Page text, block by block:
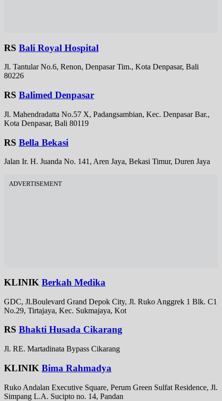
RS Bali Royal Hospital
Jl. Tantular No.6, Renon, Denpasar Tim., Kota Denpasar, Bali
80226
RS Balimed Denpasar
Jl. Mahendradatta No.57 X, Padangsambian, Kec. Denpasar Bar.,
Kota Denpasar, Bali 80119
RS Bella Bekasi
Jalan Ir. H. Juanda No. 141, Aren Jaya, Bekasi Timur, Duren Jaya
ADVERTISEMENT
KLINIK Berkah Medika
GDC, Jl.Boulevard Grand Depok City, Jl. Ruko Anggrek 1 Blk. C1
No.29, Tirtajaya, Kec. Sukmajaya, Kot
RS Bhakti Husada Cikarang
Jl. RE. Martadinata Bypass Cikarang
KLINIK Bima Rahmadya
Ruko Andalan Executive Square, Perum Green Sulfat Residence, Jl.
Simpang L.A. Sucipto no. 14, Pandan